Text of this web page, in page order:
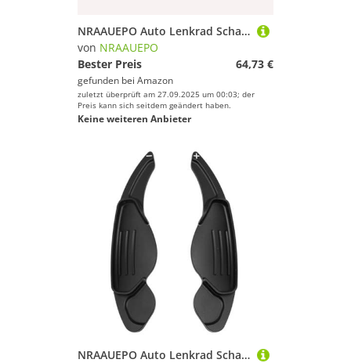
NRAAUEPO Auto Lenkrad Schaltwippen für Mercedes Benz S-Klasse S500L 4MATIC 2022 2023 Auto Lenkrad Schaltwippen Extensions Abdeckung 2 stücke Aluminium Teile
von NRAAUEPO
Bester Preis
64,73 €
gefunden bei Amazon
zuletzt überprüft am 27.09.2025 um 00:03; der
Preis kann sich seitdem geändert haben.
Keine weiteren Anbieter
NRAAUEPO Auto Lenkrad Schaltwippen für Range für R&Over Sport 2010-2018 Auto Lenkrad Schaltwippen Extensions Abdeckung 2 stücke Aluminium Teile